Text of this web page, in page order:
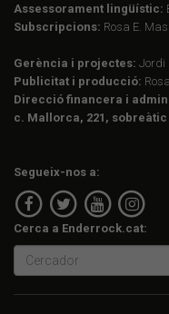
Assessorament lingüístic:
Subscripcions: Rosa E.
Gerència i projectes: Jordi
Publicitat i producció:
Direcció financera i
c. Mallorca, 221, sobreàtic
Segueix-nos a:
Cerca a Enderrock.cat: